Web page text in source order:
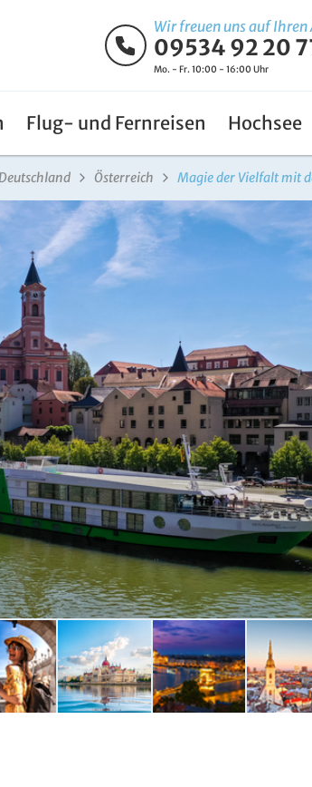
Wir freuen uns auf Ihren
09534 92 20
Mo. - Fr. 10:00 - 16:00 Uhr
Flug- und Fernreisen Hochsee
Deutschland Österreich Magie der Vielfalt mit